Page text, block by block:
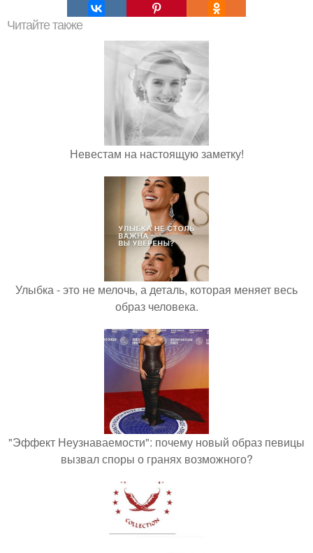
Читайте также
Невестам на настоящую заметку!
Улыбка - это не мелочь, а деталь, которая меняет весь
образ человека.
"Эффект Неузнаваемости": почему новый образ певицы
вызвал споры о гранях возможного?